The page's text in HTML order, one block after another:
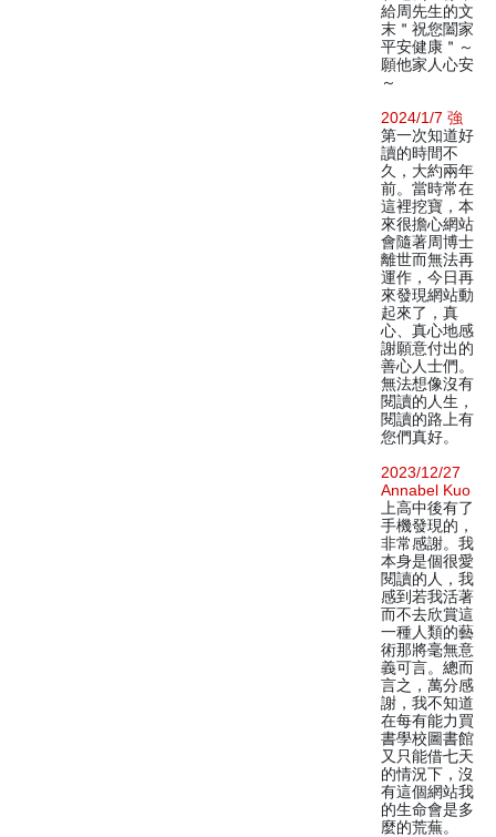
給周先生的文
末＂祝您闔家
平安健康＂～
願他家人心安
～
2024/1/7 強
第一次知道好
讀的時間不
久，大約兩年
前。當時常在
這裡挖寶，本
來很擔心網站
會隨著周博士
離世而無法再
運作，今日再
來發現網站動
起來了，真
心、真心地感
謝願意付出的
善心人士們。
無法想像沒有
閱讀的人生，
閱讀的路上有
您們真好。
2023/12/27
Annabel Kuo
上高中後有了
手機發現的，
非常感謝。我
本身是個很愛
閱讀的人，我
感到若我活著
而不去欣賞這
一種人類的藝
術那將毫無意
義可言。總而
言之，萬分感
謝，我不知道
在每有能力買
書學校圖書館
又只能借七天
的情況下，沒
有這個網站我
的生命會是多
麼的荒蕪。